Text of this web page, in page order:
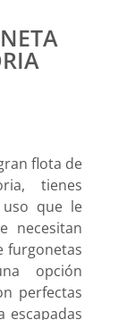
flota de
tienes
uso que le
necesitan
furgonetas
opción
perfectas
escapadas